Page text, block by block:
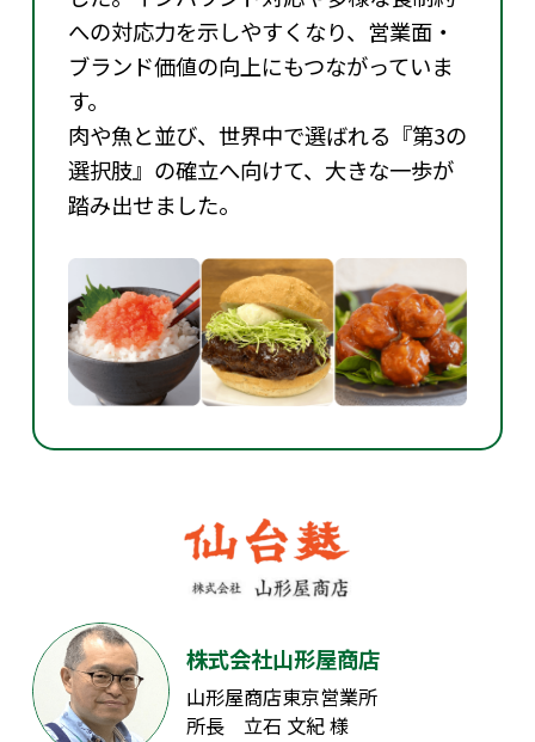
への対応力を示しやすくなり、営業面・
ブランド価値の向上にもつながっていま
す。
肉や魚と並び、世界中で選ばれる『第3の
選択肢』の確立へ向けて、大きな一歩が
踏み出せました。
株式会社山形屋商店
山形屋商店東京営業所
所長 立石 文紀 様